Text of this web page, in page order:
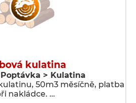
kulatina
> Kulatina
50m3 měsíčně, platba
nakládce. …